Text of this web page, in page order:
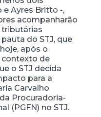
e Ayres Britto -,
acompanharão
do STJ, que
após o
contexto de
o STJ decida
para a
Carvalho
Procuradoria-
(PGFN) no STJ.